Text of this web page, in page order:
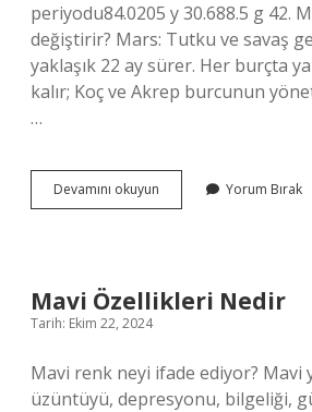
periyodu84.0205 y 30.688.5 g 42.
değiştirir? Mars: Tutku ve savaş
yaklaşık 22 ay sürer. Her burçta
kalır; Koç ve Akrep burcunun
…
Devamını okuyun
Kaç
Yorum Bırak
Mavi Özellikleri Nedir
Tarih: Ekim 22, 2024
Mavi renk neyi ifade ediyor? Mavi
üzüntüyü, depresyonu, bilgeliği,